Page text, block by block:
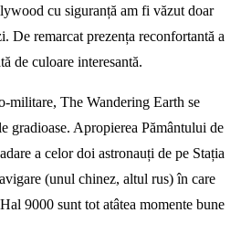
cu siguranță am fi văzut doar
De remarcat prezența reconfortantă a
de culoare interesantă.
militare, The Wandering Earth se
gradioase. Apropierea Pământului de
a celor doi astronauți de pe Stația
(unul chinez, altul rus) în care
9000 sunt tot atâtea momente bune